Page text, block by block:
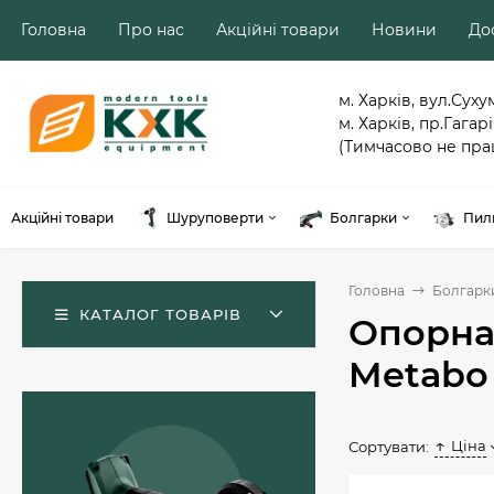
Головна Про нас Акційні товари Новини
м. Харків,
м. Харків,
(Тимчасово не
Акційні товари Шуруповерти Болгарки
Головна
Опорна
Metabo
Сортувати: Ціна
КАТАЛОГ ТОВАРІВ
Акумуляторний